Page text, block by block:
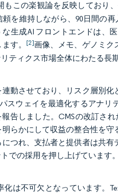
もこの楽観論を反映しており
を維持しながら、90日間の
な生成AI フロントエンドは
す。 [2]画像、メモ、ゲノミク
ティクス市場全体にわたる長
動させており、リスク層別
スウェイを最適化するアナ
告しました。CMSの改訂さ
らかにして収益の整合性を
つれ、支払者と提供者は共
での採用を押し上げています。
は不可欠となっています。